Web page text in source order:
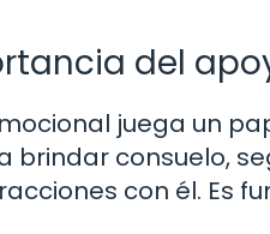
del
juega un
brindar consuelo,
con él. Es